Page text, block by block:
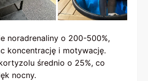
noradrenaliny o 200-500%,
koncentrację i motywację.
średnio o 25%, co
nocny.